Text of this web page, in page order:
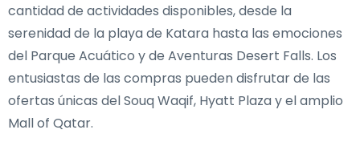
cantidad de actividades disponibles, desde la
serenidad de la playa de Katara hasta las emociones
del Parque Acuático y de Aventuras Desert Falls. Los
entusiastas de las compras pueden disfrutar de las
ofertas únicas del Souq Waqif, Hyatt Plaza y el amplio
Mall of Qatar.